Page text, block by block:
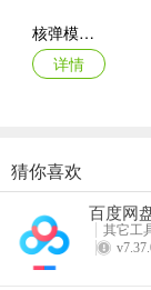
与闯关时间。
3、利用场景中的
提高命中概率。
5、不要频繁连续
被敌人躲避。
6、升级手里剑时
核弹模拟器2
详情
商店模拟器：超市Switch移植2026最新版本
详情
猜你喜欢
百度网
其它工